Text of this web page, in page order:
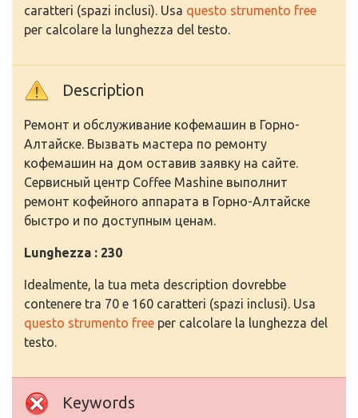
caratteri (spazi inclusi). Usa questo strumento free
per calcolare la lunghezza del testo.
Description
Ремонт и обслуживание кофемашин в Горно-
Алтайске. Вызвать мастера по ремонту
кофемашин на дом оставив заявку на сайте.
Сервисный центр Coffee Mashine выполнит
ремонт кофейного аппарата в Горно-Алтайске
быстро и по доступным ценам.
Lunghezza : 230
Idealmente, la tua meta description dovrebbe
contenere tra 70 e 160 caratteri (spazi inclusi). Usa
questo strumento free per calcolare la lunghezza del
testo.
Keywords